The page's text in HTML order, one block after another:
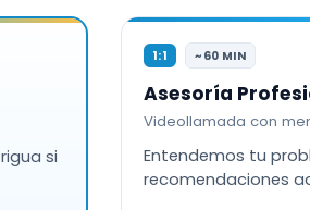
si
1:1 ~60 MIN
Asesoría
Videollamada con
Entendemos tu
recomendaciones